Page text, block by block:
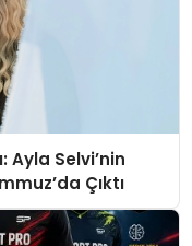
Ayla Selvi’nin
Çıktı